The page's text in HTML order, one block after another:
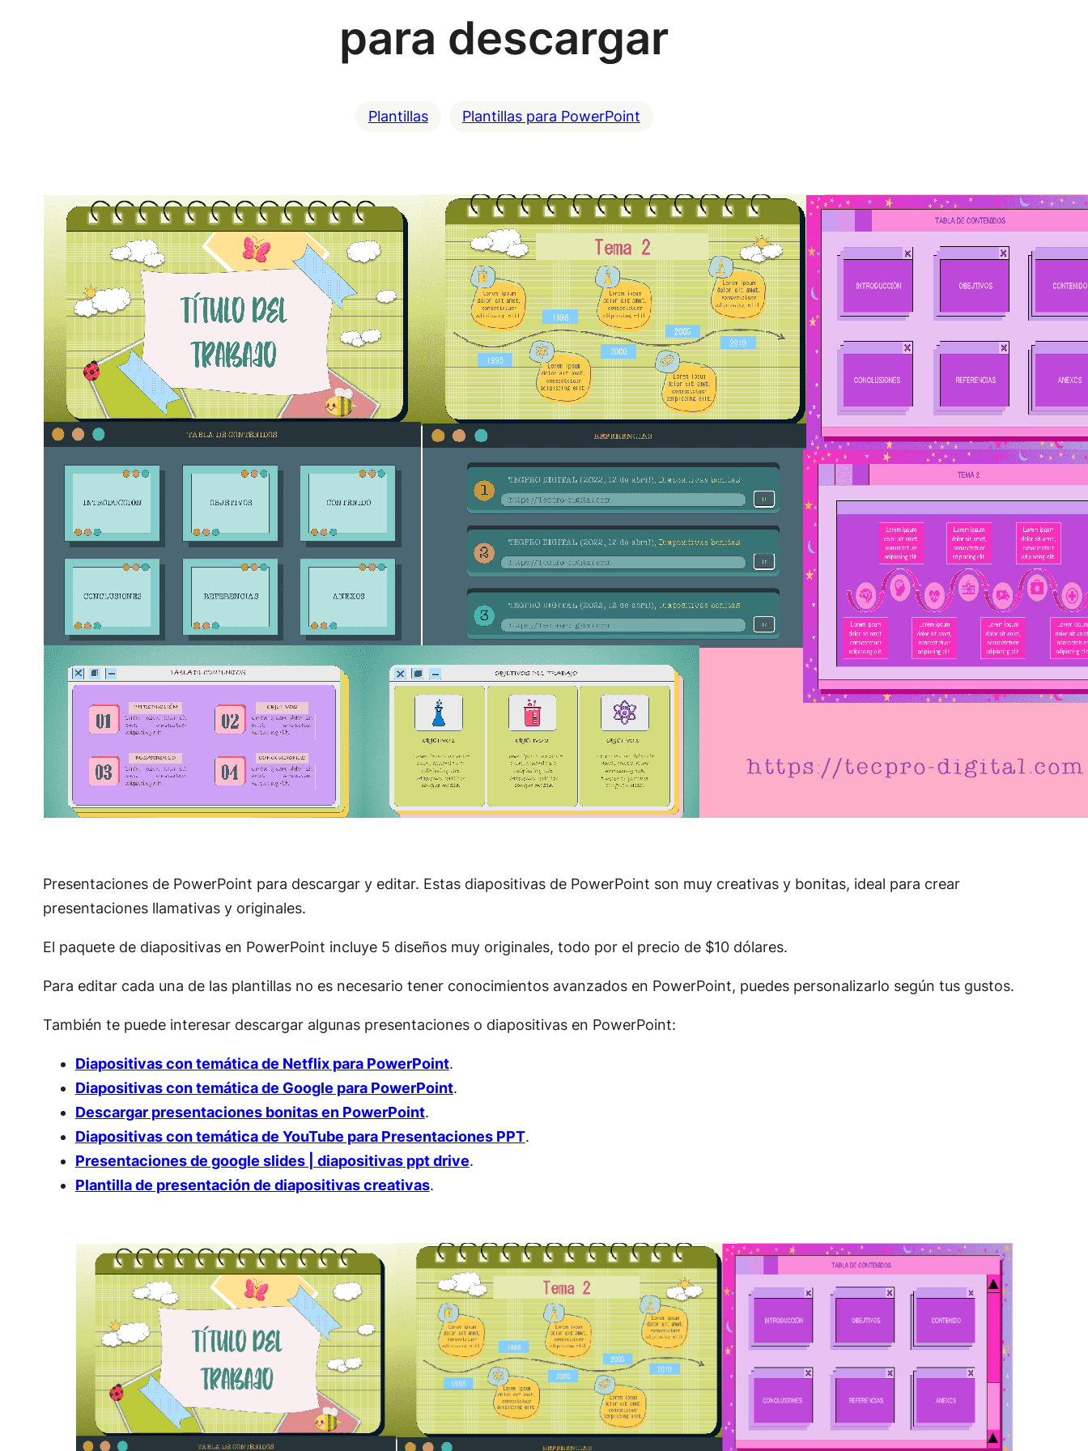
para descargar
Plantillas Plantillas para PowerPoint
Presentaciones de PowerPoint para descargar y editar. Estas diapositivas de PowerPoint son muy creativas y bonitas, ideal para crear
presentaciones llamativas y originales.
El paquete de diapositivas en PowerPoint incluye 5 diseños muy originales, todo por el precio de $10 dólares.
Para editar cada una de las plantillas no es necesario tener conocimientos avanzados en PowerPoint, puedes personalizarlo según tus gustos.
También te puede interesar descargar algunas presentaciones o diapositivas en PowerPoint:
Diapositivas con temática de Netflix para PowerPoint.
Diapositivas con temática de Google para PowerPoint.
Descargar presentaciones bonitas en PowerPoint.
Diapositivas con temática de YouTube para Presentaciones PPT.
Presentaciones de google slides | diapositivas ppt drive.
Plantilla de presentación de diapositivas creativas.